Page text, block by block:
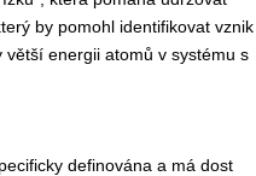
by pomohl identifikovat vznik
energii atomů v systému s
definována a má dost